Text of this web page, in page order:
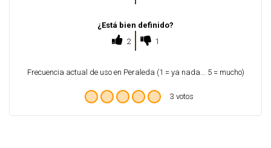
¿Está bien definido?
2
1
Frecuencia actual de uso en Peraleda (1 = ya nada... 5 = mucho)
3 votos